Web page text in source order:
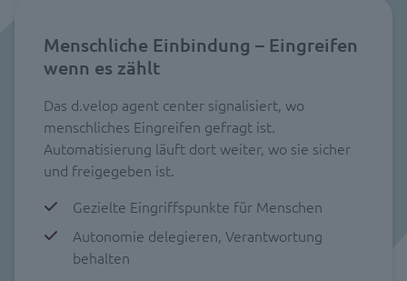
Menschliche Einbindung – Eingreifen
wenn es zählt
Das d.velop agent center signalisiert, wo
menschliches Eingreifen gefragt ist.
Automatisierung läuft dort weiter, wo sie sicher
und freigegeben ist.
Gezielte Eingriffspunkte für Menschen
Autonomie delegieren, Verantwortung
behalten